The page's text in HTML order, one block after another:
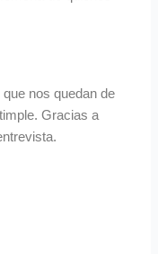
nos quedan de
Gracias a